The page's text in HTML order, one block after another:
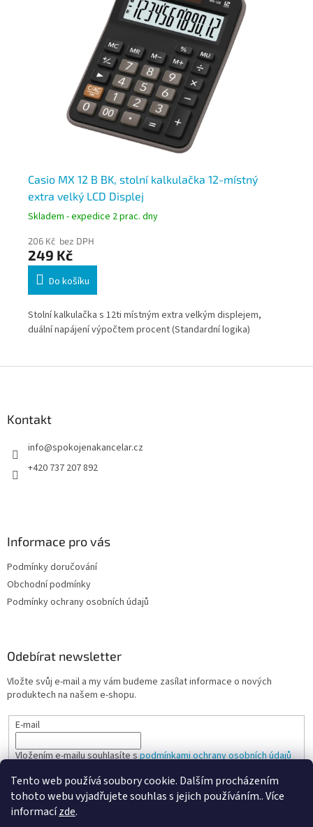
Tento web používá soubory cookie. Dalším procházením
tohoto webu vyjadřujete souhlas s jejich používáním.. Více
informacízde.
Casio MX 12 B BK, stolní kalkulačka 12-místný
extra velký LCD Displej
Skladem - expedice 2 prac. dny
206 Kč bez DPH
249 Kč
Do košíku
Stolní kalkulačka s 12ti místným extra velkým displejem,
duální napájení výpočtem procent (Standardní logika)
Kontakt
info@spokojenakancelar.cz
+420 737 207 892
Informace pro vás
Podmínky doručování
Obchodní podmínky
Podmínky ochrany osobních údajů
Odebírat newsletter
Vložte svůj e-mail a my vám budeme zasílat informace o nových
produktech na našem e-shopu.
E-mail
Vložením e-mailu souhlasíte spodmínkami ochrany osobních údajů
PŘIHLÁSIT SE